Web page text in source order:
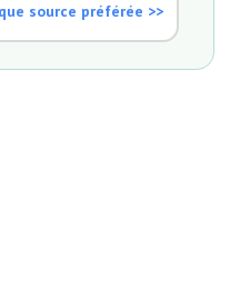
source préférée >>